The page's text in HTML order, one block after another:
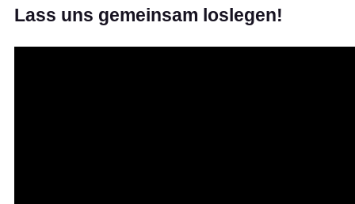
Lass uns gemeinsam loslegen!